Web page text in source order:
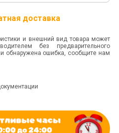
доставка
и внешний вид товара может
без предварительного
обнаружена ошибка, сообщите нам